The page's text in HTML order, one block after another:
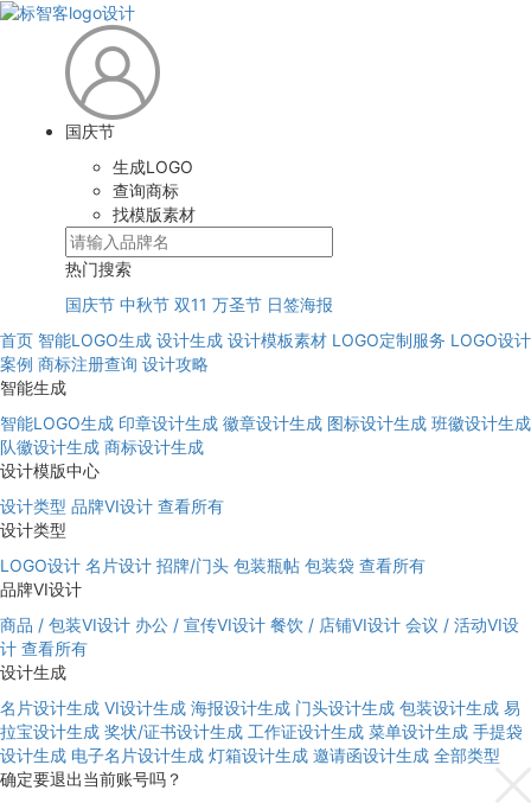
国庆节
生成LOGO
查询商标
找模版素材
热门搜索
国庆节 中秋节 双11 万圣节 日签海报
首页 智能LOGO生成 设计生成 设计模板素材 LOGO定制服务 LOGO设计
案例 商标注册查询 设计攻略
智能生成
智能LOGO生成 印章设计生成 徽章设计生成 图标设计生成 班徽设计生成
队徽设计生成 商标设计生成
设计模版中心
设计类型 品牌VI设计 查看所有
设计类型
LOGO设计 名片设计 招牌/门头 包装瓶帖 包装袋 查看所有
品牌VI设计
商品 / 包装VI设计 办公 / 宣传VI设计 餐饮 / 店铺VI设计 会议 / 活动VI设
计 查看所有
设计生成
名片设计生成 VI设计生成 海报设计生成 门头设计生成 包装设计生成 易
拉宝设计生成 奖状/证书设计生成 工作证设计生成 菜单设计生成 手提袋
设计生成 电子名片设计生成 灯箱设计生成 邀请函设计生成 全部类型
确定要退出当前账号吗？